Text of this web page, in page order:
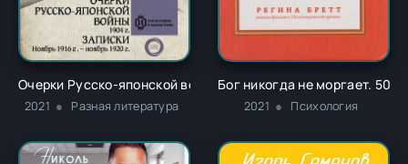
Очерки Русско-японской войны, 1904 г. Записки: Ноябрь
2021 Разная литература
Бог никогда не моргает. 50
2021 Психология